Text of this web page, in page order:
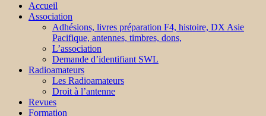
Accueil
Association
Adhésions, livres préparation F4, histoire, DX Asie
Pacifique, antennes, timbres, dons,
L’association
Demande d’identifiant SWL
Radioamateurs
Les Radioamateurs
Droit à l’antenne
Revues
Formation